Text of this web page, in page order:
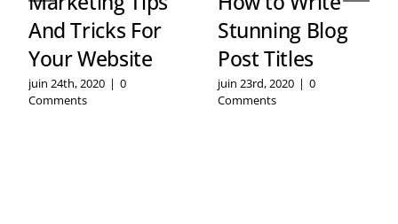
And Tricks For
Your Website
juin 24th, 2020 | 0
Comments
Stunning Blog
Post Titles
juin 23rd, 2020 | 0
Comments